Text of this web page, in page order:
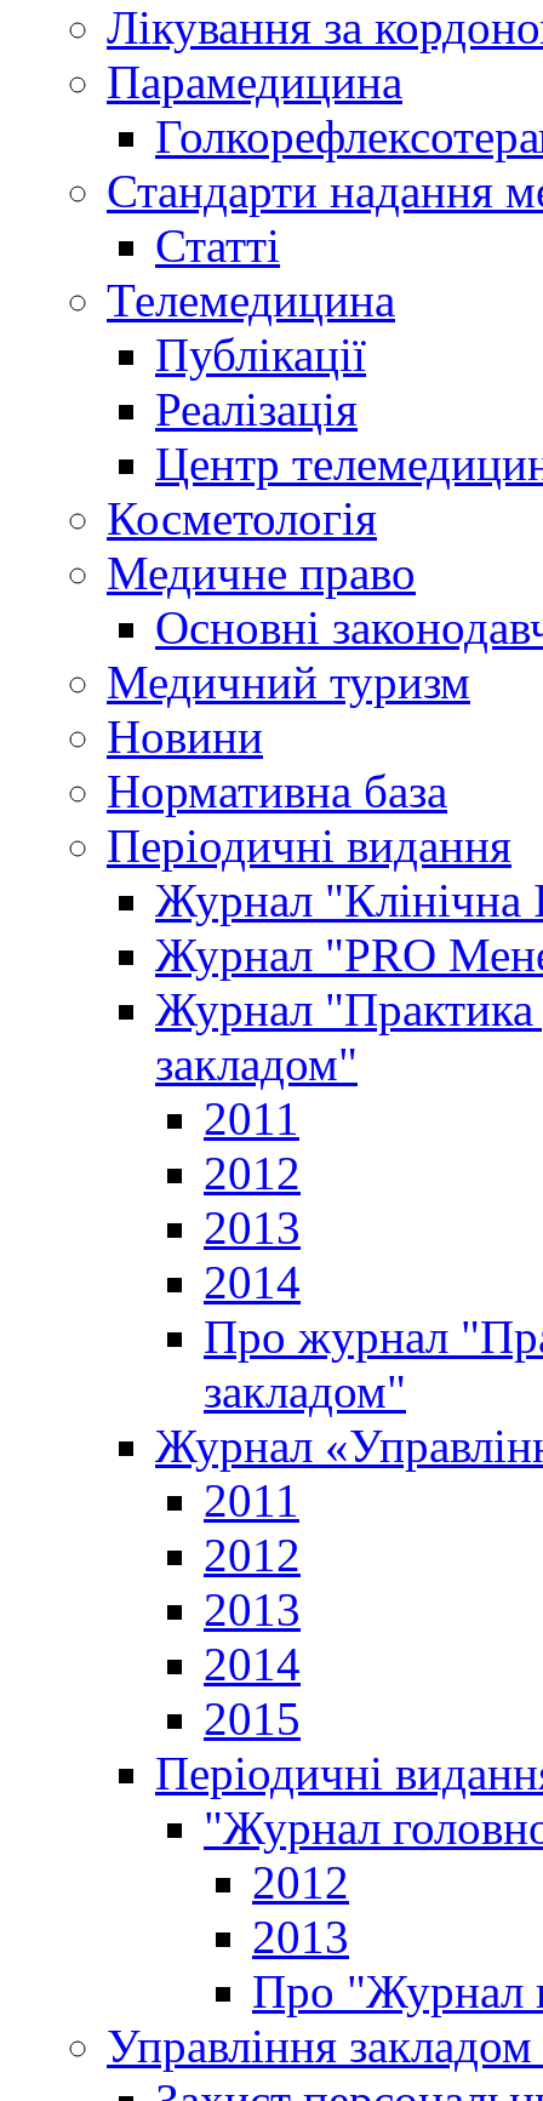
Лікування за
Парамедицина
Стандарти надання
Статті
Телемедицина
Публікації
Реалізація
Центр
Косметологія
Медичне право
Основні
Медичний туризм
Новини
Нормативна база
Періодичні видання
Журнал "Клінічна
Журнал "PRO
Журнал "Практика
закладом"
2011
2012
2013
2014
Про журнал
закладом"
Журнал
2011
2012
2013
2014
2015
Періодичні
"Журнал
2012
2013
Про "Журнал
Управління